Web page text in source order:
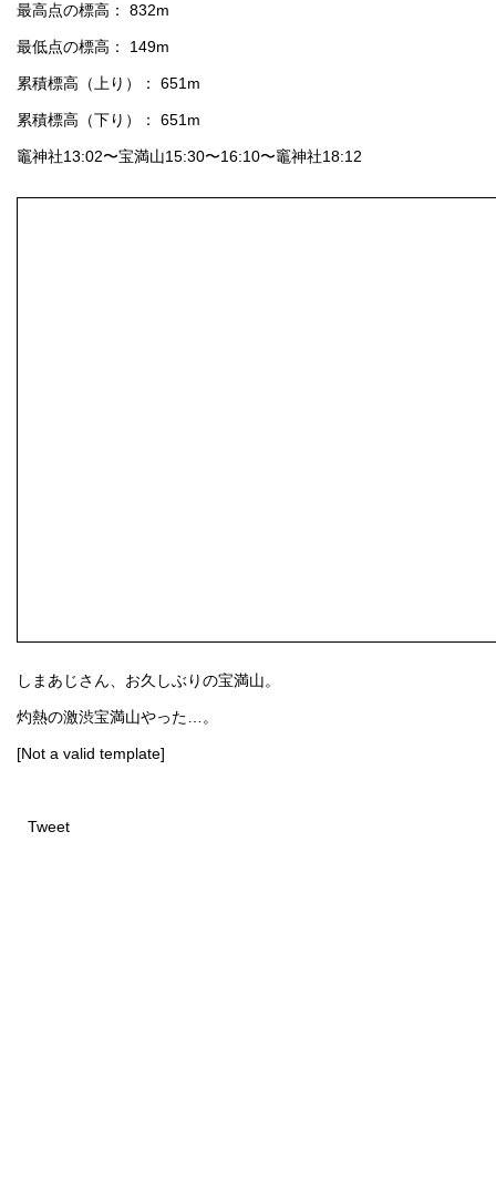
最高点の標高： 832m
最低点の標高： 149m
累積標高（上り）： 651m
累積標高（下り）： 651m
竈神社13:02〜宝満山15:30〜16:10〜竈神社18:12
しまあじさん、お久しぶりの宝満山。
灼熱の激渋宝満山やった…。
[Not a valid template]
Tweet